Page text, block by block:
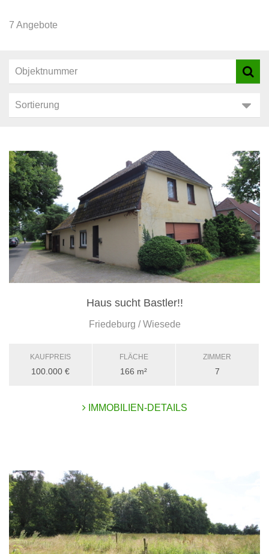
7 Angebote
Haus sucht Bastler!!
Friedeburg / Wiesede
KAUFPREIS
100.000 €
FLÄCHE
166 m²
ZIMMER
7
IMMOBILIEN-DETAILS